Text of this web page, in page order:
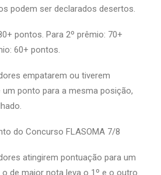
podem ser declarados desertos.
pontos. Para 2º prêmio: 70+
60+ pontos.
empatarem ou tiverem
ponto para a mesma posição,
do Concurso FLASOMA 7/8
atingirem pontuação para um
o de maior nota leva o 1º e o outro